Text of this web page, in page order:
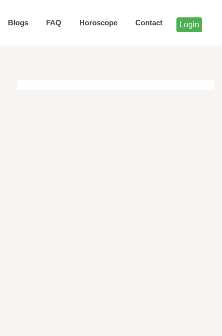
Blogs FAQ Horoscope Contact Login